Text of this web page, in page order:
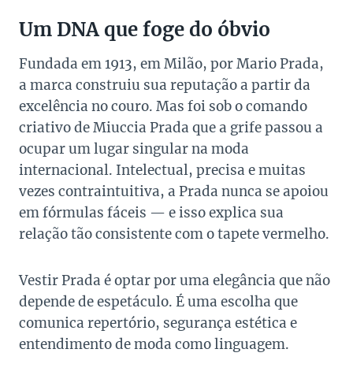
Um DNA que foge do óbvio
Fundada em 1913, em Milão, por Mario Prada,
a marca construiu sua reputação a partir da
excelência no couro. Mas foi sob o comando
criativo de Miuccia Prada que a grife passou a
ocupar um lugar singular na moda
internacional. Intelectual, precisa e muitas
vezes contraintuitiva, a Prada nunca se apoiou
em fórmulas fáceis — e isso explica sua
relação tão consistente com o tapete vermelho.
Vestir Prada é optar por uma elegância que não
depende de espetáculo. É uma escolha que
comunica repertório, segurança estética e
entendimento de moda como linguagem.